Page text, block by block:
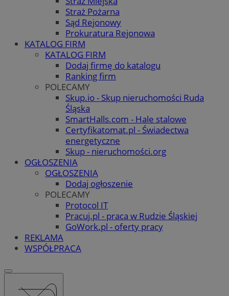
Straż Pożarna
Sąd Rejonowy
Prokuratura Rejonowa
KATALOG FIRM
KATALOG FIRM
Dodaj firmę do katalogu
Ranking firm
POLECAMY
Skup.io - Skup nieruchomości Ruda
Śląska
SmartHalls.com - Hale stalowe
Certyfikatomat.pl - Świadectwa
energetyczne
Skup - nieruchomości.org
OGŁOSZENIA
OGŁOSZENIA
Dodaj ogłoszenie
POLECAMY
Protocol IT
Pracuj.pl - praca w Rudzie Śląskiej
GoWork.pl - oferty pracy
REKLAMA
WSPÓŁPRACA